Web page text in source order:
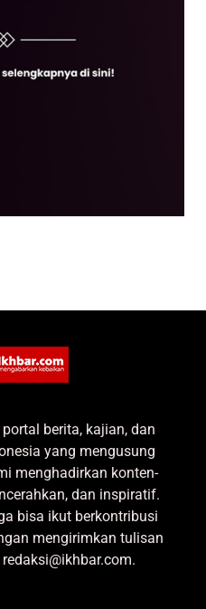
berita, kajian, dan
yang mengusung
menghadirkan konten-
dan inspiratif.
bisa ikut berkontribusi
mengirimkan tulisan